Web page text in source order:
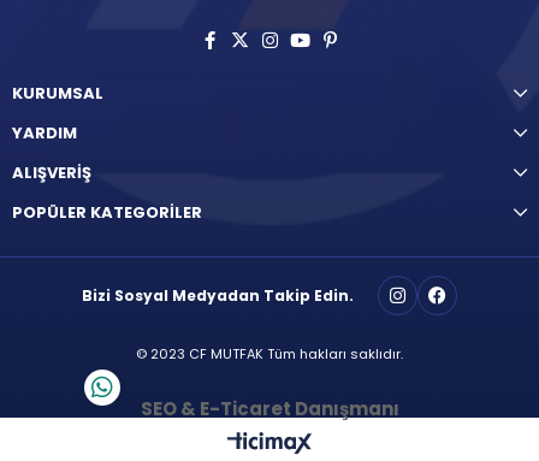
KURUMSAL
YARDIM
ALIŞVERİŞ
POPÜLER KATEGORİLER
Bizi Sosyal Medyadan Takip Edin.
© 2023 CF MUTFAK Tüm hakları saklıdır.
SEO & E-Ticaret Danışmanı